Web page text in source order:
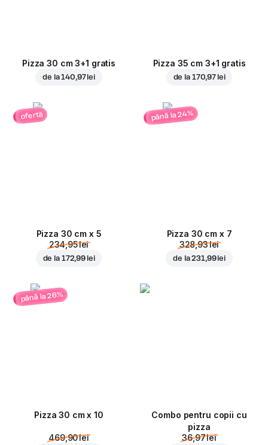
Pizza 30 cm 3+1 gratis
de la140,97 lei
Pizza 35 cm 3+1 gratis
de la 170,97 lei
ofertă
Pizza 30 cm x 5
234,95 lei
de la 172,99 lei
până la 24%
Pizza 30 cm x 7
328,93 lei
de la231,99 lei
până la 26%
Pizza 30 cm x 10
469,90 lei
Combo pentru copii cu
pizza
36,97 lei